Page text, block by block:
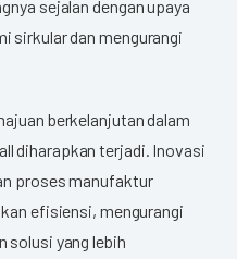
sejalan dengan upaya
sirkular dan mengurangi
berkelanjutan dalam
diharapkan terjadi. Inovasi
proses manufaktur
efisiensi, mengurangi
solusi yang lebih